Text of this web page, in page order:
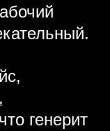
генерит